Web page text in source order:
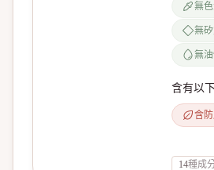
無
無
無
含有以
含
14種成